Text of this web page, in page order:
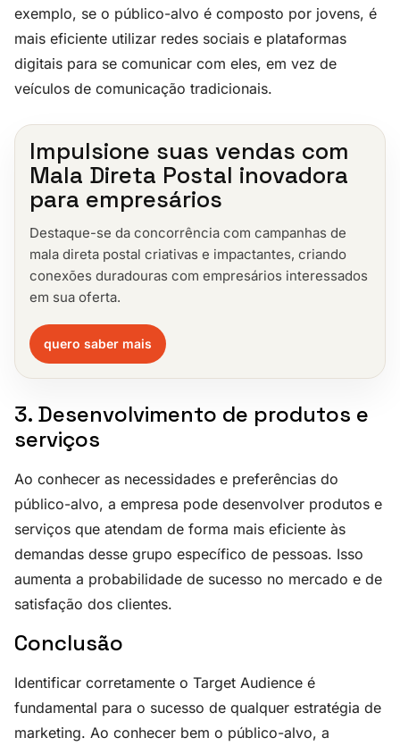
exemplo, se o público-alvo é composto por jovens, é
mais eficiente utilizar redes sociais e plataformas
digitais para se comunicar com eles, em vez de
veículos de comunicação tradicionais.
Impulsione suas vendas com
Mala Direta Postal inovadora
para empresários
Destaque-se da concorrência com campanhas de
mala direta postal criativas e impactantes, criando
conexões duradouras com empresários interessados
em sua oferta.
quero saber mais
3. Desenvolvimento de produtos e
serviços
Ao conhecer as necessidades e preferências do
público-alvo, a empresa pode desenvolver produtos e
serviços que atendam de forma mais eficiente às
demandas desse grupo específico de pessoas. Isso
aumenta a probabilidade de sucesso no mercado e de
satisfação dos clientes.
Conclusão
Identificar corretamente o Target Audience é
fundamental para o sucesso de qualquer estratégia de
marketing. Ao conhecer bem o público-alvo, a